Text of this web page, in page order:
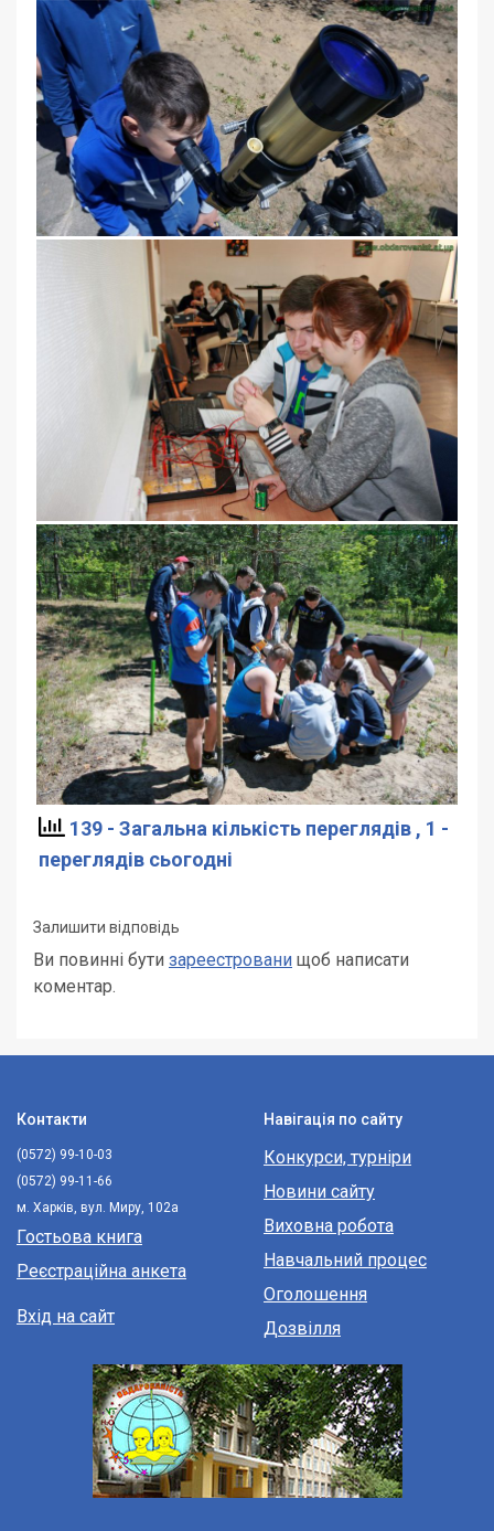
139 - Загальна кількість переглядів , 1 -
переглядів сьогодні
Залишити відповідь
Ви повинні бути зареестровани щоб написати
коментар.
Навігація по сайту
Конкурси, турніри
Новини сайту
Виховна робота
Навчальний процес
Оголошення
Дозвілля
Контакти
(0572) 99-10-03
(0572) 99-11-66
м. Харків, вул. Миру, 102а
Гостьова книга
Реєстраційна анкета
Вхід на сайт